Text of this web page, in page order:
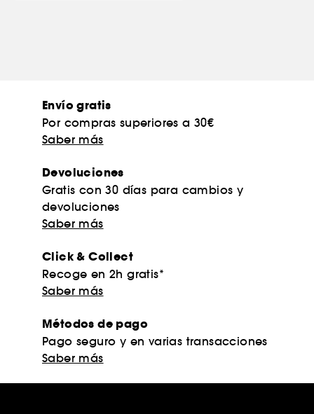
Envío gratis
Por compras superiores a 30€
Saber más
Devoluciones
Gratis con 30 días para cambios y
devoluciones
Saber más
Click & Collect
Recoge en 2h gratis*
Saber más
Métodos de pago
Pago seguro y en varias transacciones
Saber más